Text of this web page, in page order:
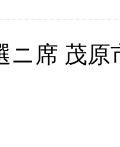
ニ席 茂原